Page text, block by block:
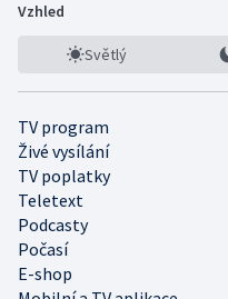
Vzhled
Světlý
TV program
Živé vysílání
TV poplatky
Teletext
Podcasty
Počasí
E-shop